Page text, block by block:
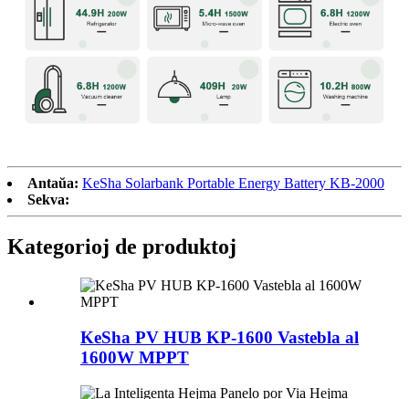
Antaŭa: KeSha Solarbank Portable Energy Battery KB-2000
Sekva:
Kategorioj de produktoj
KeSha PV HUB KP-1600 Vastebla al
1600W MPPT